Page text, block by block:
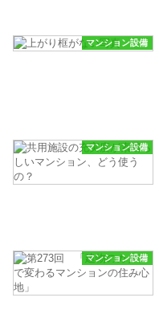
マンション設備
マンション設備
マンション設備